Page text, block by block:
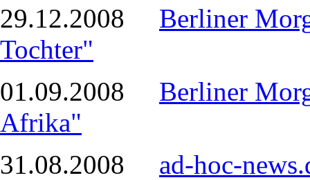
29.12.2008 Berliner
Tochter"
01.09.2008 Berliner
Afrika"
31.08.2008 ad-hoc-